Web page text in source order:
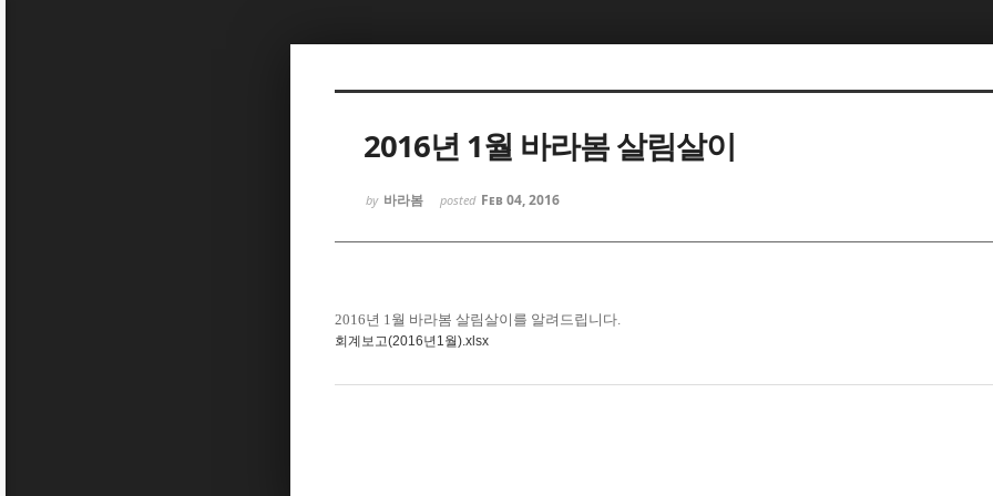
2016년 1월 바라봄 살림살이
by 바라봄 posted Feb 04, 2016
2016년 1월 바라봄 살림살이를 알려드립니다.
회계보고(2016년1월).xlsx
Sketchbook5, 스케치북5
Sketchbook5, 스케치북5